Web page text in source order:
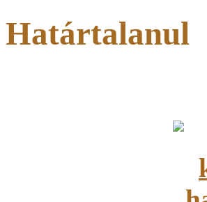
Határtalanul